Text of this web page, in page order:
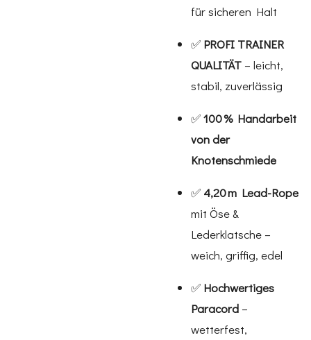
für sicheren Halt
✅ PROFI TRAINER
QUALITÄT– leicht,
stabil, zuverlässig
✅100 % Handarbeit
von der
Knotenschmiede
✅ 4,20 m Lead-Rope
mit Öse &
Lederklatsche –
weich, griffig, edel
✅ Hochwertiges
Paracord–
wetterfest,